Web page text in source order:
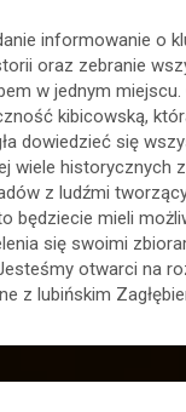
informowanie o
oraz zebranie
w jednym
kibicowską,
dowiedzieć się
wiele historycznych
z ludźmi
będziecie mieli
się swoimi
otwarci na
z lubińskim